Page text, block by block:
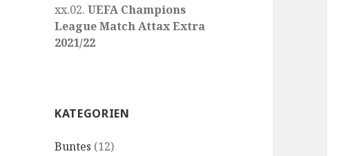
xx.02.UEFA Champions
League Match Attax Extra
2021/22
KATEGORIEN
Buntes (12)